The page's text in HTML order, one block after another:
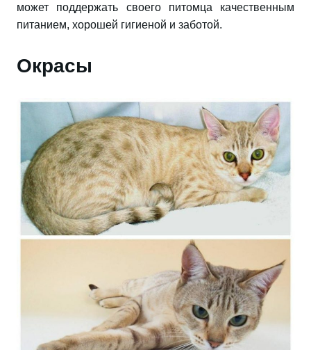
может поддержать своего питомца качественным
питанием, хорошей гигиеной и заботой.
Окрасы